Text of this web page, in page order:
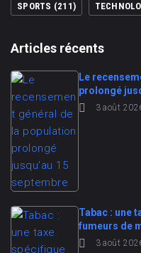
SPORTS (211)
Articles récents
Le
prolongé
3 août
Tabac : une
fumeurs de
3 août